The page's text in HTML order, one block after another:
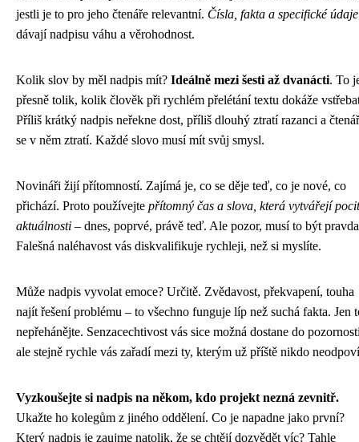
jestli je to pro jeho čtenáře relevantní. Čísla, fakta a specifické údaje
dávají nadpisu váhu a věrohodnost.
Kolik slov by měl nadpis mít? Ideálně mezi šesti až dvanácti. To
přesně tolik, kolik člověk při rychlém přelétání textu dokáže
Příliš krátký nadpis neřekne dost, příliš dlouhý ztratí razanci a čtenář
se v něm ztratí. Každé slovo musí mít svůj smysl.
Novináři žijí přítomností. Zajímá je, co se děje teď, co je nové, co
přichází. Proto používejte přítomný čas a slova, která vytvářejí pocit
aktuálnosti – dnes, poprvé, právě teď. Ale pozor, musí to být
Falešná naléhavost vás diskvalifikuje rychleji, než si myslíte.
Může nadpis vyvolat emoce? Určitě. Zvědavost, překvapení, touha
najít řešení problému – to všechno funguje líp než suchá fakta. Jen
nepřehánějte. Senzacechtivost vás sice možná dostane do
ale stejně rychle vás zařadí mezi ty, kterým už příště nikdo
Vyzkoušejte si nadpis na někom, kdo projekt nezná zevnitř.
Ukažte ho kolegům z jiného oddělení. Co je napadne jako první?
Který nadpis je zaujme natolik, že se chtějí dozvědět víc? Tahle